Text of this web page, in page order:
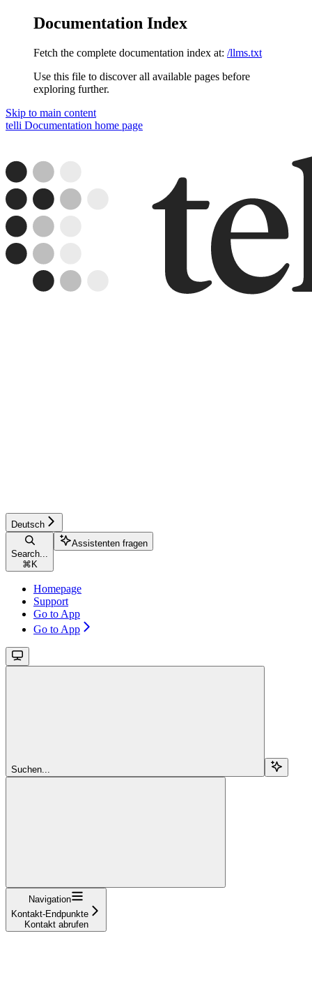
Documentation Index
Fetch the complete documentation index at: /llms.txt
Use this file to discover all available pages before
exploring further.
Skip to main content
telli Documentation home page
Deutsch
Search...
⌘ K
Assistenten fragen
Homepage
Support
Go to App
Go to App
Suchen...
Navigation
Kontakt-Endpunkte
Kontakt abrufen